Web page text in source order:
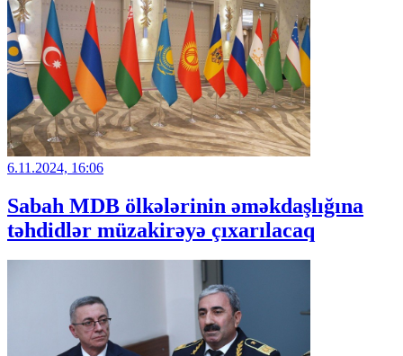
6.11.2024, 16:06
Sabah MDB ölkələrinin əməkdaşlığına
təhdidlər müzakirəyə çıxarılacaq